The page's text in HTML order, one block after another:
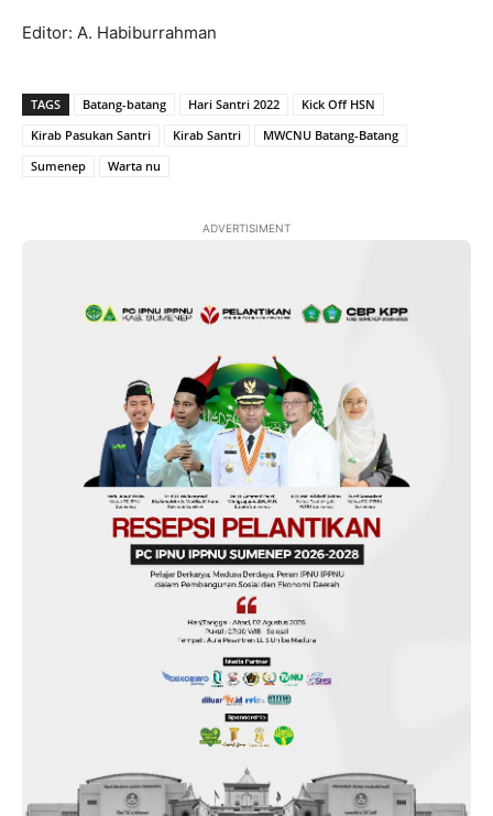
Editor: A. Habiburrahman
TAGS Batang-batang Hari Santri 2022
Kick Off HSN
Kirab Pasukan Santri
Kirab Santri
MWCNU Batang-Batang
Sumenep
Warta nu
ADVERTISIMENT